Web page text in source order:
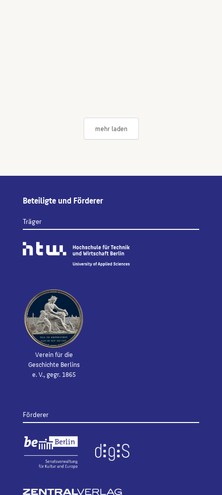
mehr laden
Beteiligte und Förderer
Träger
Verein für die
Geschichte Berlins
e. V., gegr. 1865
Förderer